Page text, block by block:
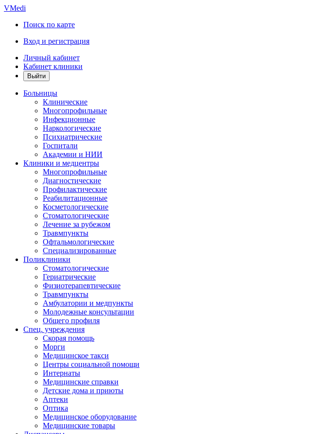
VMedi
Поиск по карте
Вход и регистрация
Личный кабинет
Кабинет клиники
Больницы
Клинические
Многопрофильные
Инфекционные
Наркологические
Психиатрические
Госпитали
Академии и НИИ
Клиники и медцентры
Многопрофильные
Диагностические
Профилактические
Реабилитационные
Косметологические
Стоматологические
Лечение за рубежом
Травмпункты
Офтальмологические
Специализированные
Поликлиники
Стоматологические
Гериатрические
Физиотерапевтические
Травмпункты
Амбулатории и медпункты
Молодежные консультации
Общего профиля
Спец. учреждения
Скорая помощь
Морги
Медицинское такси
Центры социальной помощи
Интернаты
Медицинские справки
Детские дома и приюты
Аптеки
Оптика
Медицинское оборудование
Медицинские товары